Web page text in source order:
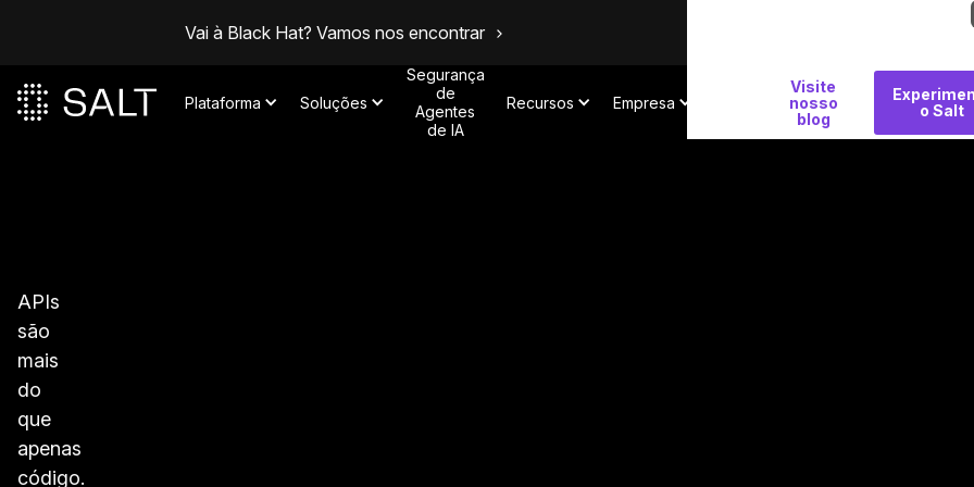
Vai à Black Hat? Vamos nos encontrar
Plataforma Soluções
Segurança
de
Agentes
de IA
Recursos Empresa
Visite
nosso
blog
o Salt
APIs
são
mais
do
que
apenas
código.